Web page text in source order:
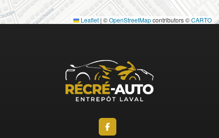
Leaflet | ©OpenStreetMapcontributors ©CARTO